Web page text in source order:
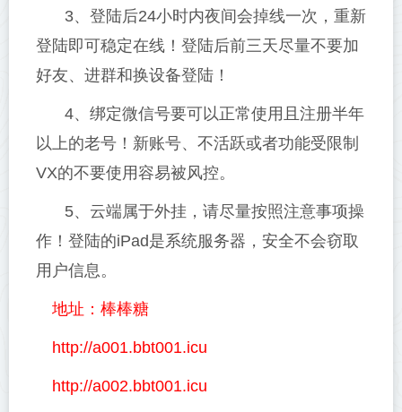
3、登陆后24小时内夜间会掉线一次，重新
登陆即可稳定在线！登陆后前三天尽量不要加
好友、进群和换设备登陆！
4、绑定微信号要可以正常使用且注册半年
以上的老号！新账号、不活跃或者功能受限制
VX的不要使用容易被风控。
5、云端属于外挂，请尽量按照注意事项操
作！登陆的iPad是系统服务器，安全不会窃取
用户信息。
地址：棒棒糖
http://a001.bbt001.icu
http://a002.bbt001.icu